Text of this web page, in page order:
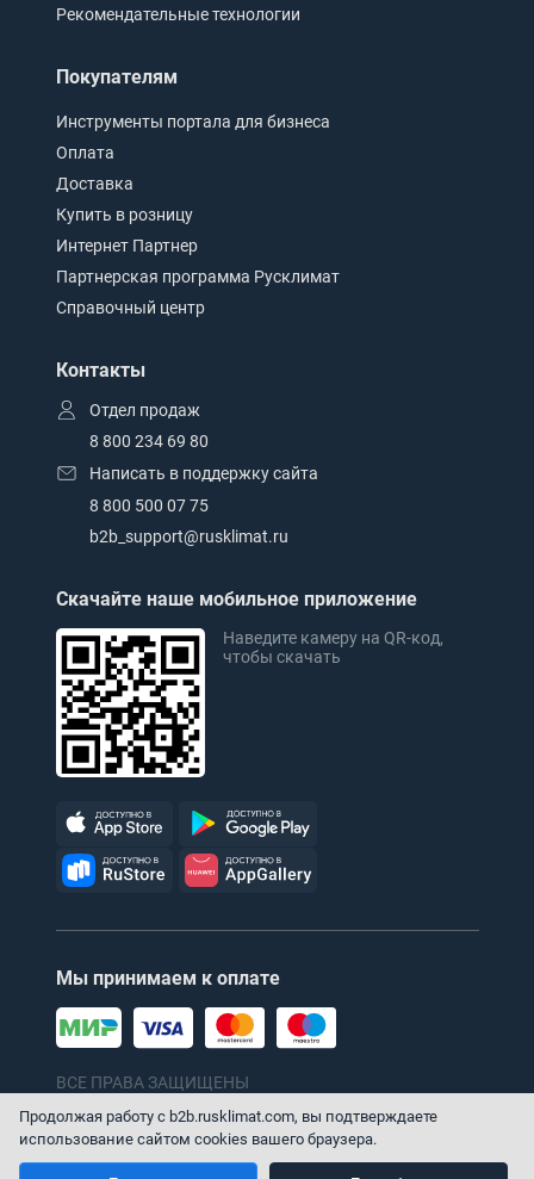
Рекомендательные технологии
Покупателям
Инструменты портала для бизнеса
Оплата
Доставка
Купить в розницу
Интернет Партнер
Партнерская программа Русклимат
Справочный центр
Контакты
Отдел продаж
8 800 234 69 80
Написать в поддержку сайта
8 800 500 07 75
b2b_support@rusklimat.ru
Скачайте наше мобильное приложение
Наведите камеру на QR-код,
чтобы скачать
Мы принимаем к оплате
ВСЕ ПРАВА ЗАЩИЩЕНЫ
© 1996–2026 ТПХ «Русклимат»
Продолжая работу с b2b.rusklimat.com, вы подтверждаете
использование сайтом cookies вашего браузера.